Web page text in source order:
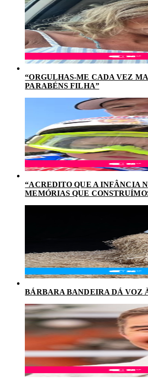
“ORGULHAS-ME CADA VEZ
PARABÉNS FILHA”
“ACREDITO QUE A INFÂNCIA
MEMÓRIAS QUE
BÁRBARA BANDEIRA DÁ VOZ